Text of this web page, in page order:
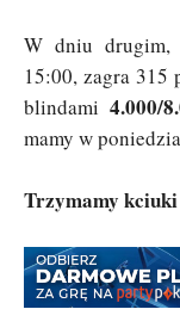
W dniu drugim,
15:00, zagra 315
blindami 4.000/
mamy w
Trzymamy